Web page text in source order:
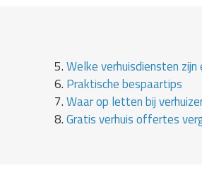
5.Welke verhuisdiensten zijn
6. Praktische bespaartips
7.Waar op letten bij
8.Gratis verhuis offertes